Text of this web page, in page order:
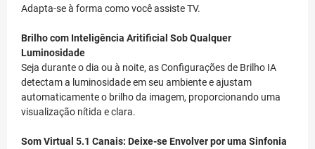
Adapta-se à forma como você assiste TV.
Brilho com Inteligência Aritificial Sob Qualquer
Luminosidade
Seja durante o dia ou à noite, as Configurações de Brilho IA
detectam a luminosidade em seu ambiente e ajustam
automaticamente o brilho da imagem, proporcionando uma
visualização nítida e clara.
Som Virtual 5.1 Canais: Deixe-se Envolver por uma Sinfonia